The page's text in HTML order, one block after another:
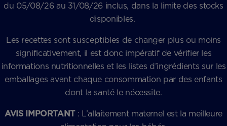
du 05/08/26 au 31/08/26 inclus, dans la limite des stocks
disponibles.
Les recettes sont susceptibles de changer plus ou moins
significativement, il est donc impératif de vérifier les
informations nutritionnelles et les listes d’ingrédients sur les
emballages avant chaque consommation par des enfants
dont la santé le nécessite.
AVIS IMPORTANT : L’allaitement maternel est la meilleure